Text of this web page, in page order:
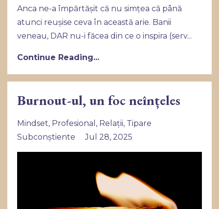
Anca ne-a împărtășit că nu simțea că până
atunci reușise ceva în această arie. Banii
veneau, DAR nu-i făcea din ce o inspira (serv...
Continue Reading...
Burnout-ul, un foc neînțeles
Mindset Profesional Relații Tipare
Subconștiente
Jul 28, 2025